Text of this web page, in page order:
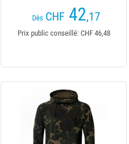
Dès CHF 42,17
Prix public conseillé: CHF 46,48